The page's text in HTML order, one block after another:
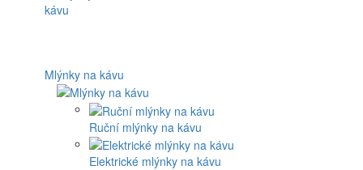
Mlýnky na kávu
Ruční mlýnky na kávu
Elektrické mlýnky na kávu